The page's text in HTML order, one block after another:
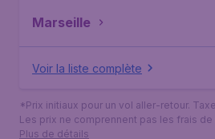
Marseille
Voir la liste complète
*Prix initiaux pour un vol aller-retour.
Les prix ne comprennent pas les frais
Plus de détails